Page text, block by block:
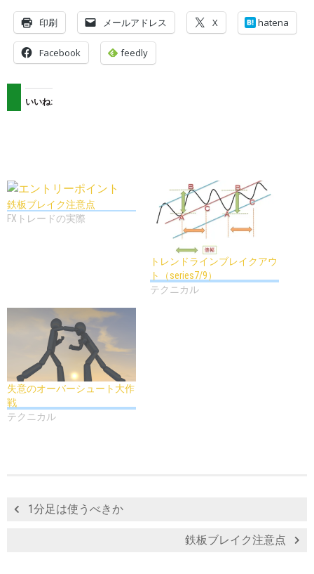
印刷 メールアドレス X hatena
Facebook feedly
いいね:
鉄板ブレイク注意点
FXトレードの実際
トレンドラインブレイクアウ
ト（series7/9）
テクニカル
失意のオーバーシュート大作
戦
テクニカル
1分足は使うべきか
鉄板ブレイク注意点